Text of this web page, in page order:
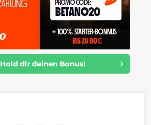
Hold dir deinen Bonus!